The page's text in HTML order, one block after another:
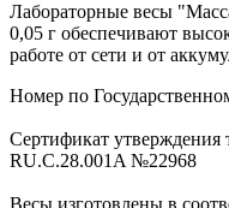
Лабораторные весы
0,05 г обеспечивают
работе от сети и от
Номер по
Сертификат утверждения
RU.C.28.001A №22968
Весы изготовлены в